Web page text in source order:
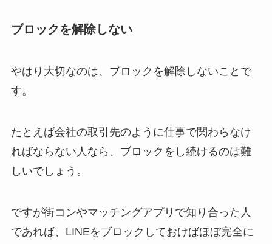
ブロックを解除しない
やはり大切なのは、ブロックを解除しないことで
す。
たとえば会社の取引先のように仕事で関わらなけ
ればならない人なら、ブロックをし続けるのは難
しいでしょう。
ですが街コンやマッチングアプリで知り合った人
であれば、LINEをブロックしておけばほぼ完全に